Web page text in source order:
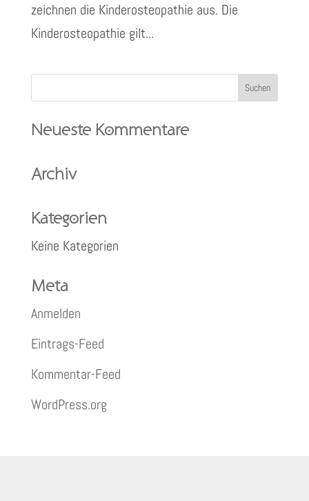
zeichnen die Kinderosteopathie aus. Die
Kinderosteopathie gilt...
Neueste Kommentare
Archiv
Kategorien
Keine Kategorien
Meta
Anmelden
Eintrags-Feed
Kommentar-Feed
WordPress.org